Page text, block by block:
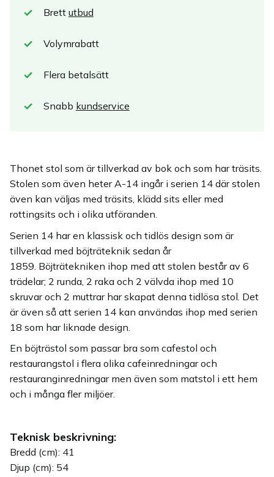
Brett utbud
Volymrabatt
Flera betalsätt
Snabb kundservice
Thonet stol som är tillverkad av bok och som har träsits.
Stolen som även heter A-14 ingår i serien 14 där stolen
även kan väljas med träsits, klädd sits eller med
rottingsits och i olika utföranden.
Serien 14 har en klassisk och tidlös design som är
tillverkad med böjträteknik sedan år
1859. Böjträtekniken ihop med att stolen består av 6
trädelar; 2 runda, 2 raka och 2 välvda ihop med 10
skruvar och 2 muttrar har skapat denna tidlösa stol. Det
är även så att serien 14 kan användas ihop med serien
18 som har liknade design.
En böjträstol som passar bra som cafestol och
restaurangstol i flera olika cafeinredningar och
restauranginredningar men även som matstol i ett hem
och i många fler miljöer.
Teknisk beskrivning:
Bredd (cm): 41
Djup (cm): 54